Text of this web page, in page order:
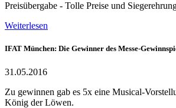
Preisübergabe - Tolle Preise und
Weiterlesen
IFAT München: Die Gewinner des Messe-
31.05.2016
Zu gewinnen gab es 5x eine Musical-
König der Löwen.